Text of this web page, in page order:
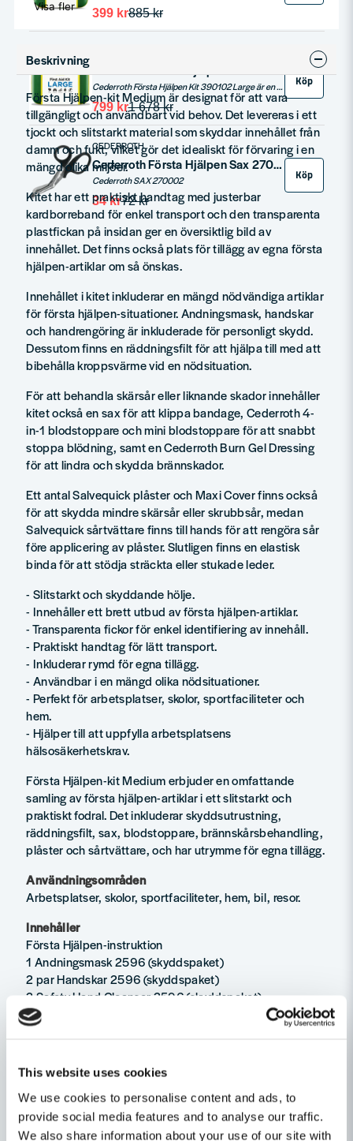
This website uses cookies
We use cookies to personalise content and ads, to
provide social media features and to analyse our traffic.
We also share information about your use of our site with
885 kr
399 kr
Cederroth Första Hjälpen Kit 390102 Large är en robust och omfattande första hjälpen-väska, perfekt som komplement till väggfasta enheter för verksamheter som ofta är på språng. Väskan är tillverkad i tåligt formpressat material som skyddar innehållet mot damm och smuts, och är utrustad med ett praktiskt bärhandtag för enkel transport.
1 678 kr
799 kr
Köp
CEDERROTH
Cederroth Första Hjälpen Sax 270002
Cederroth SAX 270002
72 kr
34 kr
Köp
Visa fler
Beskrivning
Första Hjälpen-kit Medium är designat för att vara
tillgängligt och användbart vid behov. Det levereras i ett
tjockt och slitstarkt material som skyddar innehållet från
damm och fukt, vilket gör det idealiskt för förvaring i en
mängd olika miljöer.
Kitet har ett praktiskt handtag med justerbar
kardborreband för enkel transport och den transparenta
plastfickan på insidan ger en översiktlig bild av
innehållet. Det finns också plats för tillägg av egna första
hjälpen-artiklar om så önskas.
Innehållet i kitet inkluderar en mängd nödvändiga artiklar
för första hjälpen-situationer. Andningsmask, handskar
och handrengöring är inkluderade för personligt skydd.
Dessutom finns en räddningsfilt för att hjälpa till med att
bibehålla kroppsvärme vid en nödsituation.
För att behandla skärsår eller liknande skador innehåller
kitet också en sax för att klippa bandage, Cederroth 4-
in-1 blodstoppare och mini blodstoppare för att snabbt
stoppa blödning, samt en Cederroth Burn Gel Dressing
för att lindra och skydda brännskador.
Ett antal Salvequick plåster och Maxi Cover finns också
för att skydda mindre skärsår eller skrubbsår, medan
Salvequick sårtvättare finns till hands för att rengöra sår
före applicering av plåster. Slutligen finns en elastisk
binda för att stödja sträckta eller stukade leder.
- Slitstarkt och skyddande hölje.
- Innehåller ett brett utbud av första hjälpen-artiklar.
- Transparenta fickor för enkel identifiering av innehåll.
- Praktiskt handtag för lätt transport.
- Inkluderar rymd för egna tillägg.
- Användbar i en mängd olika nödsituationer.
- Perfekt för arbetsplatser, skolor, sportfaciliteter och
hem.
- Hjälper till att uppfylla arbetsplatsens
hälsosäkerhetskrav.
Första Hjälpen-kit Medium erbjuder en omfattande
samling av första hjälpen-artiklar i ett slitstarkt och
praktiskt fodral. Det inkluderar skyddsutrustning,
räddningsfilt, sax, blodstoppare, brännskårsbehandling,
plåster och sårtvättare, och har utrymme för egna tillägg.
Användningsområden
Arbetsplatser, skolor, sportfaciliteter, hem, bil, resor.
Innehåller
Första Hjälpen-instruktion
1 Andningsmask 2596 (skyddspaket)
2 par Handskar 2596 (skyddspaket)
2 Safety Hand Cleanser 2596 (skyddspaket)
1 Räddningsfilt 1892
1 Sax 270002
1 Cederroth 4-in-1 mini Blodstoppare 1911
10 Salvequick Plåster 1880 (Sårtvättare 10 st & Plåster
20 st)
4 Salvequick Maxi Cover 658024